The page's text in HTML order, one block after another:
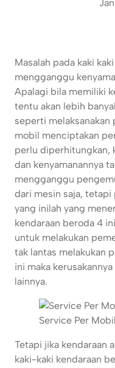
Masalah pada kaki
mengganggu
Apalagi bila memiliki
tentu akan lebih
seperti
mobil menciptakan
perlu diperhitungkan,
dan kenyamanannya
mengganggu
dari mesin saja,
yang inilah yang
kendaraan beroda 4
untuk melakukan
tak lantas melakukan
ini maka
lainnya.
Service Per
Tetapi jika kendaraan
kaki-kaki kendaraan